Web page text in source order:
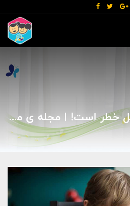
بدغذایی کودکان عامل خطر است! | مجله ی مادر و کودک گوپی
بدغذایی کودکان عامل خطر است! | مجله ی